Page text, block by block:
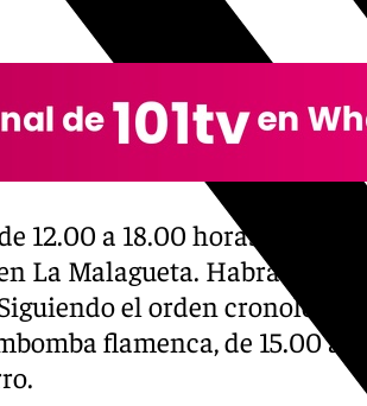
12.00 a 18.00 horas junto a
La Malagueta. Habrá pista
el orden
flamenca, de 15.00 a